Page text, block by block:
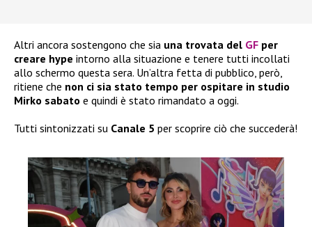
Altri ancora sostengono che sia una trovata del GF per
creare hype intorno alla situazione e tenere tutti incollati
allo schermo questa sera. Un’altra fetta di pubblico, però,
ritiene che non ci sia stato tempo per ospitare in studio
Mirko sabato e quindi è stato rimandato a oggi.
Tutti sintonizzati su Canale 5 per scoprire ciò che succederà!